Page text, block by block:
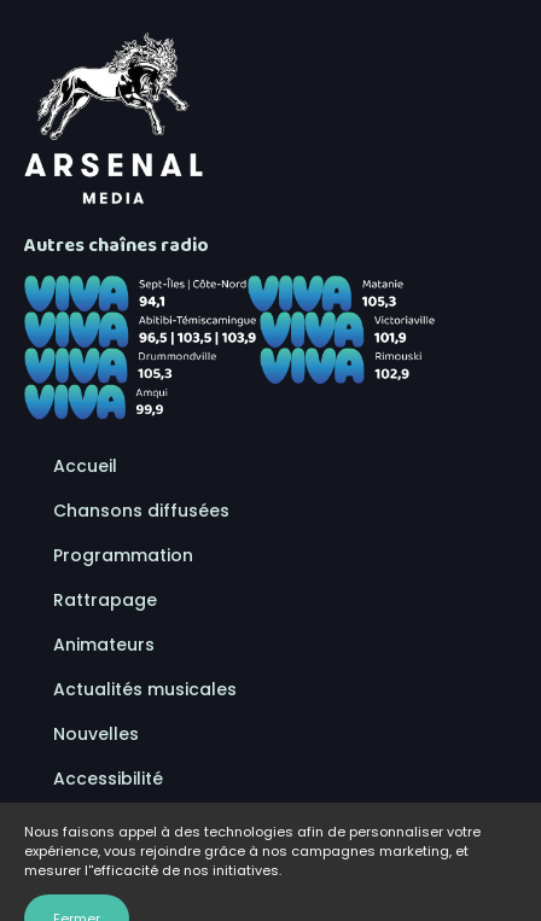
Autres chaînes radio
Accueil
Chansons diffusées
Programmation
Rattrapage
Animateurs
Actualités musicales
Nouvelles
Accessibilité
Politique de confidentialité
Conditions d'utilisation
FAQ
Nous faisons appel à des technologies afin de personnaliser votre
expérience, vous rejoindre grâce à nos campagnes marketing, et
mesurer l''efficacité de nos initiatives.